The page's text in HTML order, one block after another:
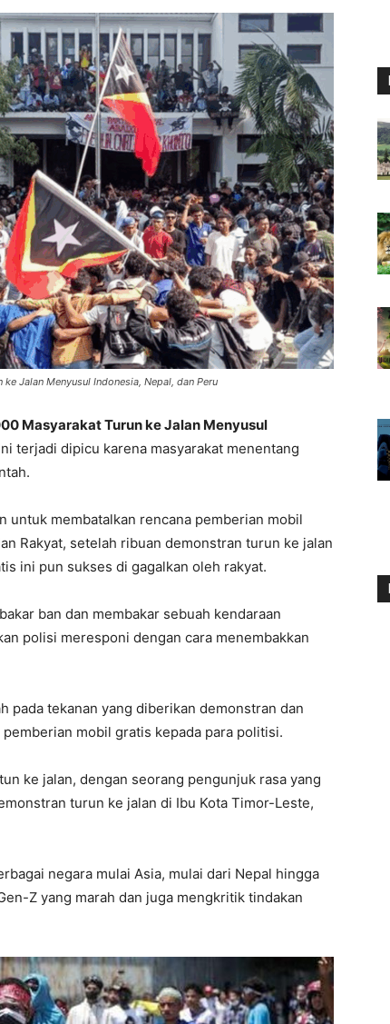
Jalan Menyusul Indonesia, Nepal, dan Peru
Masyarakat Turun ke Jalan Menyusul
terjadi dipicu karena masyarakat menentang
untuk membatalkan rencana pemberian mobil
Rakyat, setelah ribuan demonstran turun ke jalan
ini pun sukses di gagalkan oleh rakyat.
ban dan membakar sebuah kendaraan
polisi meresponi dengan cara menembakkan
pada tekanan yang diberikan demonstran dan
mobil gratis kepada para politisi.
ke jalan, dengan seorang pengunjuk rasa yang
turun ke jalan di Ibu Kota Timor-Leste,
negara mulai Asia, mulai dari Nepal hingga
Z yang marah dan juga mengkritik tindakan